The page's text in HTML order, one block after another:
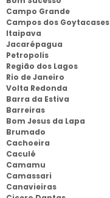
Campo Grande
Campos dos Goytacases
Itaipava
Jacarépagua
Petropolis
Região dos Lagos
Rio de Janeiro
Volta Redonda
Barra da Estiva
Barreiras
Bom Jesus da Lapa
Brumado
Cachoeira
Caculé
Camamu
Camassari
Canavieiras